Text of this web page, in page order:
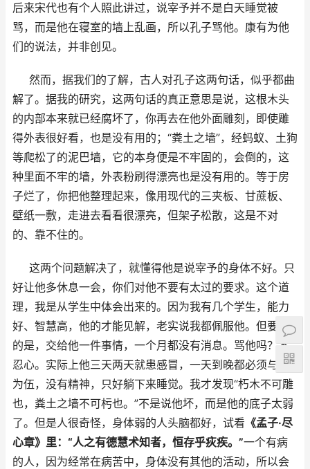
后来宋代也有个人照此讲过，说宰予并不是白天睡觉被
骂，而是他在寝室的墙上乱画，所以孔子骂他。康有为他
们的说法，并非创见。
然而，据我们的了解，古人对孔子这两句话，似乎都曲
解了。据我的研究，这两句话的真正意思是说，这根木头
的内部本来就已经腐坏了，你再去在他外面雕刻，即使雕
得外表很好看，也是没有用的；“粪土之墙”，经蚂蚁、土狗
等爬松了的泥巴墙，它的本身便是不牢固的，会倒的，这
种里面不牢的墙，外表粉刷得漂亮也是没有用的。等于房
子烂了，你把他整理起来，像用现代的三夹板、甘蔗板、
壁纸一敷，走进去看看很漂亮，但架子松散，这是不对
的、靠不住的。
这两个问题解决了，就懂得他是说宰予的身体不好。只
好让他多休息一会，你们对他不要有太过的要求。这个道
理，我是从学生中体会出来的。因为我有几个学生，能力
好、智慧高，他的才能见解，老实说我都佩服他。但要命
的是，交给他一件事情，一个月都没有消息。骂他吗？不
忍心。实际上他三天两天就患感冒，一天到晚都必须与床
为伍，没有精神，只好躺下来睡觉。我才发现“朽木不可雕
也，粪土之墙不可杇也。 ”不是说他坏，而是他的底子太弱
了。但是人很奇怪，身体弱的人头脑都好，试看 《孟子·尽
心章》里：“人之有德慧术知者，恒存乎疢疾。 ”一个有病
的人，因为经常在病苦中，身体没有其他的活动，所以会